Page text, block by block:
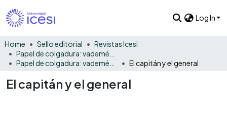
Log In
Home Sello editorial
Revistas Icesi
El capitán y el general
El capitán y el general